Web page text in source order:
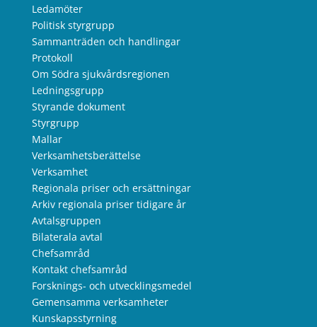
Ledamöter
Politisk styrgrupp
Sammanträden och handlingar
Protokoll
Om Södra sjukvårdsregionen
Ledningsgrupp
Styrande dokument
Styrgrupp
Mallar
Verksamhetsberättelse
Verksamhet
Regionala priser och ersättningar
Arkiv regionala priser tidigare år
Avtalsgruppen
Bilaterala avtal
Chefsamråd
Kontakt chefsamråd
Forsknings- och utvecklingsmedel
Gemensamma verksamheter
Kunskapsstyrning